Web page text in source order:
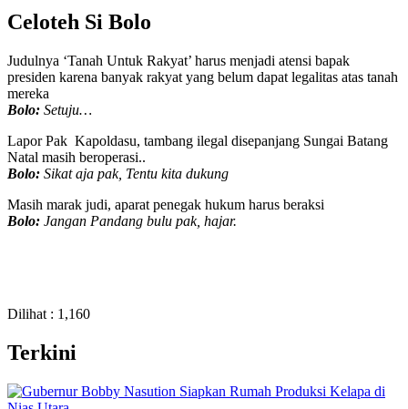
Celoteh Si Bolo
Judulnya ‘Tanah Untuk Rakyat’ harus menjadi atensi bapak
presiden karena banyak rakyat yang belum dapat legalitas atas tanah
mereka
Bolo: Setuju…
Lapor Pak Kapoldasu, tambang ilegal disepanjang Sungai Batang
Natal masih beroperasi..
Bolo: Sikat aja pak, Tentu kita dukung
Masih marak judi, aparat penegak hukum harus beraksi
Bolo: Jangan Pandang bulu pak, hajar.
Dilihat : 1,160
Terkini